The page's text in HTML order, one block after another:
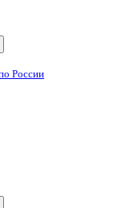
России